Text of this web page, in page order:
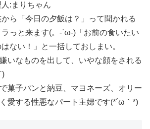
:まりちゃん
ら「今日の夕飯は？」って聞かれる
ラっと来ます(。-`ω-)「お前の食いたい
はない！」と一括しておしまい。
いなものを出して、いやな顔をされる
)
菓子パンと納豆、マヨネーズ、オリー
愛する性悪なパート主婦です(*´ω｀*)